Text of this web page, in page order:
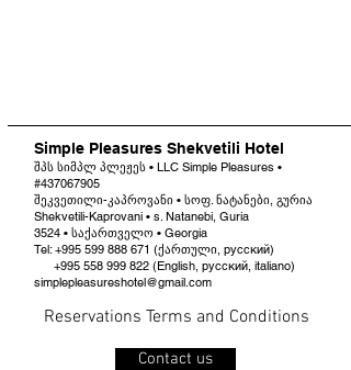
Simple Pleasures Shekvetili Hotel
შპს სიმპლ პლეჟეს • LLC Simple Pleasures •
#437067905
შეკვეთილი-კაპროვანი • სოფ. ნატანები, გურია
Shekvetili-Kaprovani • s. Natanebi, Guria
3524 • საქართველო • Georgia
Tel: +995 599 888 671 (ქართული, русский)
+995 558 999 822 (English, русский, italiano)
simplepleasureshotel@gmail.com
Reservations Terms and Conditions
Contact us